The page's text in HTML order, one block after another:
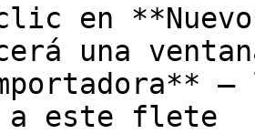
en
una
a este flete